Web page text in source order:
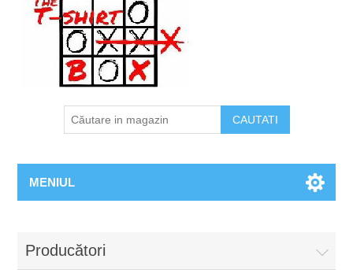
MENIUL
Producători